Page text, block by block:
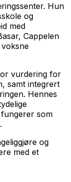
Hun
og
med
Cappelen
vurdering for
samt integrert
Hennes
som
og
med et